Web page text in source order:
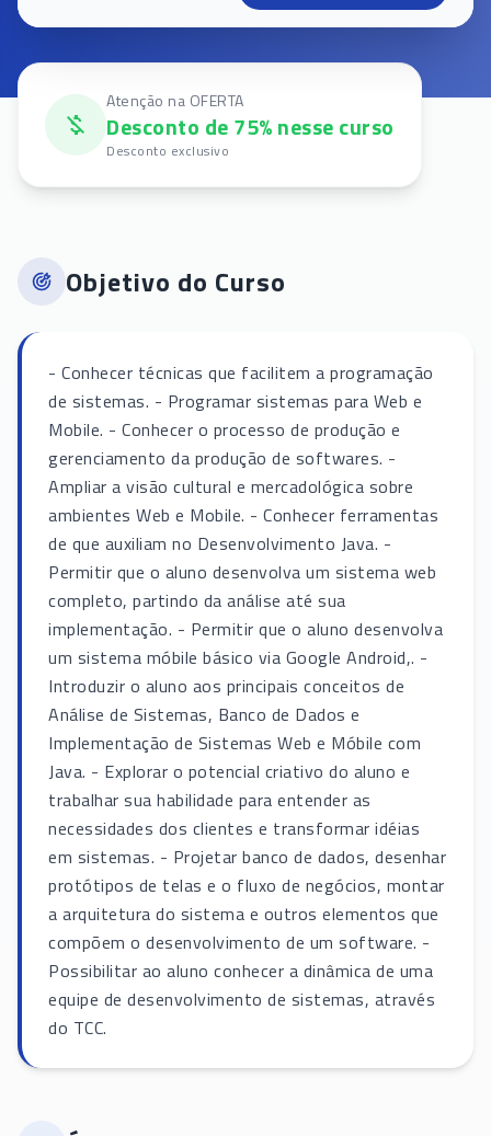
Atenção na OFERTA
Desconto de 75% nesse curso
Desconto exclusivo
Objetivo do Curso
- Conhecer técnicas que facilitem a programação
de sistemas. - Programar sistemas para Web e
Mobile. - Conhecer o processo de produção e
gerenciamento da produção de softwares. -
Ampliar a visão cultural e mercadológica sobre
ambientes Web e Mobile. - Conhecer ferramentas
de que auxiliam no Desenvolvimento Java. -
Permitir que o aluno desenvolva um sistema web
completo, partindo da análise até sua
implementação. - Permitir que o aluno desenvolva
um sistema móbile básico via Google Android,. -
Introduzir o aluno aos principais conceitos de
Análise de Sistemas, Banco de Dados e
Implementação de Sistemas Web e Móbile com
Java. - Explorar o potencial criativo do aluno e
trabalhar sua habilidade para entender as
necessidades dos clientes e transformar idéias
em sistemas. - Projetar banco de dados, desenhar
protótipos de telas e o fluxo de negócios, montar
a arquitetura do sistema e outros elementos que
compõem o desenvolvimento de um software. -
Possibilitar ao aluno conhecer a dinâmica de uma
equipe de desenvolvimento de sistemas, através
do TCC.